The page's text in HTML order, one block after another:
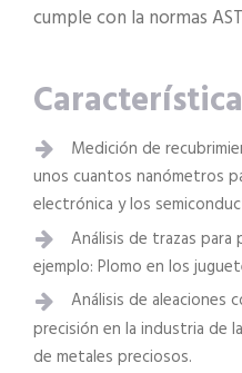
cumple con la normas
Medición de
unos cuantos nanómetros
electrónica y los
Análisis de trazas
ejemplo: Plomo en los
Análisis de aleaciones
precisión en la industria de
de metales preciosos.